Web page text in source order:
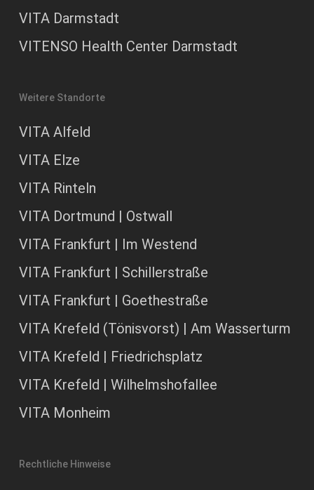
VITA Darmstadt
VITENSO Health Center Darmstadt
Weitere Standorte
VITA Alfeld
VITA Elze
VITA Rinteln
VITA Dortmund | Ostwall
VITA Frankfurt | Im Westend
VITA Frankfurt | Schillerstraße
VITA Frankfurt | Goethestraße
VITA Krefeld (Tönisvorst) | Am Wasserturm
VITA Krefeld | Friedrichsplatz
VITA Krefeld | Wilhelmshofallee
VITA Monheim
Rechtliche Hinweise